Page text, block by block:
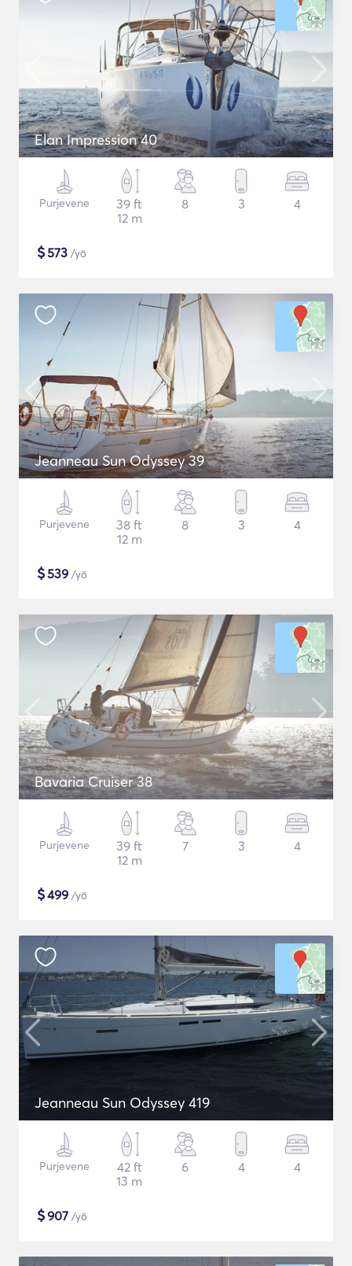
Elan Impression 40
Purjevene
39 ft
12 m
8 3 4
$573 /yö
Jeanneau Sun Odyssey 39
Purjevene
38 ft
12 m
8 3 4
$539 /yö
Bavaria Cruiser 38
Purjevene
39 ft
12 m
7 3 4
$499 /yö
Jeanneau Sun Odyssey 419
Purjevene
42 ft
13 m
6 4 4
$907 /yö